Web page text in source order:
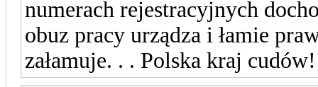
numerach rejestracyjnych
obuz pracy urządza i łamie
załamuje. . . Polska kraj